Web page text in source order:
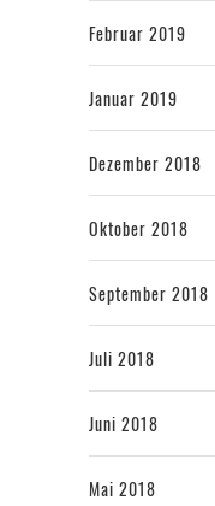
Februar 2019
Januar 2019
Dezember 2018
Oktober 2018
September 2018
Juli 2018
Juni 2018
Mai 2018